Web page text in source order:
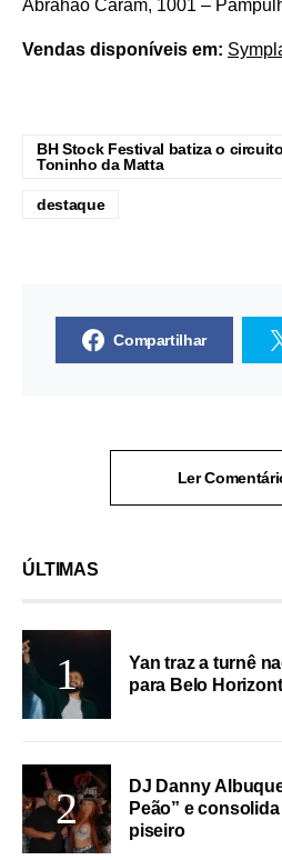
Abrahão Caram, 1001 –
Vendas disponíveis em:
BH Stock Festival batiza o
Toninho da Matta
destaque
Compartilhar
Ler
ÚLTIMAS
Yan traz a turnê
para Belo
DJ Danny
Peão” e
piseiro